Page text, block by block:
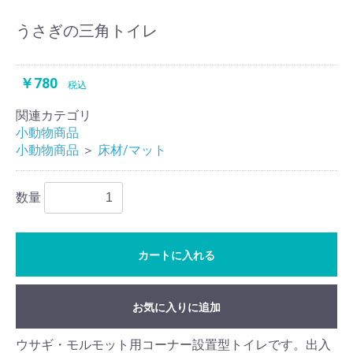
うさぎの三角トイレ
￥780 税込
関連カテゴリ
小動物商品
小動物商品 ＞ 床材/マット
数量
カートに入れる
お気に入りに追加
ウサギ・モルモット用コーナー設置型トイレです。出入